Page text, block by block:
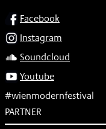
SOCIALFacebook
Instagram
Soundcloud
Youtube
#wienmodernfestival
PARTNER